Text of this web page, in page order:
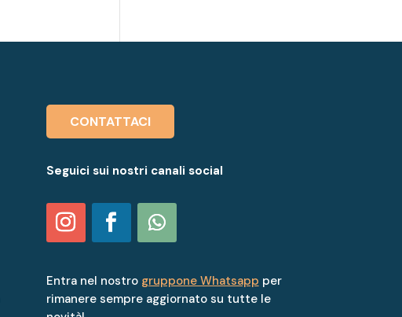
CONTATTACI
Seguici sui nostri canali social
Entra nel nostro gruppone Whatsapp per
rimanere sempre aggiornato su tutte le